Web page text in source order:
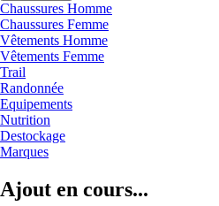
Chaussures Homme
Chaussures Femme
Vêtements Homme
Vêtements Femme
Trail
Randonnée
Equipements
Nutrition
Destockage
Marques
Ajout en cours...